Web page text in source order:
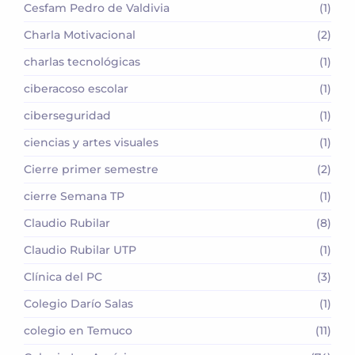
Cesfam Pedro de Valdivia
(1)
Charla Motivacional
(2)
charlas tecnológicas
(1)
ciberacoso escolar
(1)
ciberseguridad
(1)
ciencias y artes visuales
(1)
Cierre primer semestre
(2)
cierre Semana TP
(1)
Claudio Rubilar
(8)
Claudio Rubilar UTP
(1)
Clínica del PC
(3)
Colegio Darío Salas
(1)
colegio en Temuco
(11)